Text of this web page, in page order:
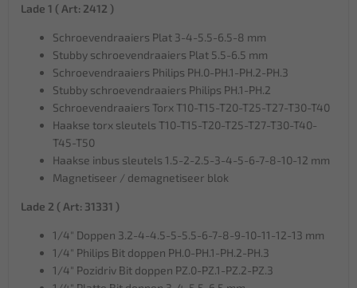
Lade 1 ( Art: 2412 )
Schroevendraaiers Plat 3-4-5.5-6.5-8 mm
Stubby schroevendraaiers Plat 5.5-6.5 mm
Schroevendraaiers Philips PH.0-PH.1-PH.2-PH.3
Stubby schroevendraaiers Philips PH.1-PH.2
Schroevendraaiers Torx T10-T15-T20-T25-T27-T30-T40
Haakse torx sleutels T10-T15-T20-T25-T27-T30-T40-
T45-T50
Haakse inbus sleutels 1.5-2-2.5-3-4-5-6-7-8-10-12 mm
Magnetiseer / demagnetiseer blok
Lade 2 ( Art: 31331 )
1/4" Doppen 3.2-4-4.5-5-5.5-6-7-8-9-10-11-12-13 mm
1/4" Philips Bit doppen PH.0-PH.1-PH.2-PH.3
1/4" Pozidriv Bit doppen PZ.0-PZ.1-PZ.2-PZ.3